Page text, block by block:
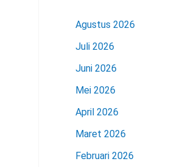
Agustus 2026
Juli 2026
Juni 2026
Mei 2026
April 2026
Maret 2026
Februari 2026